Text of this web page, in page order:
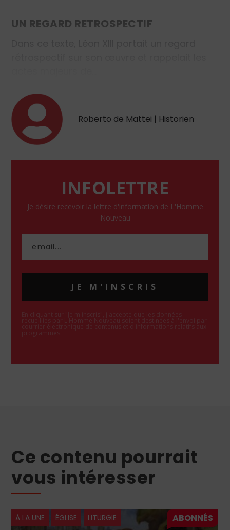
UN REGARD RETROSPECTIF
Roberto de Mattei | Historien
INFOLETTRE
Je désire recevoir la lettre d'information de L'Homme
Nouveau
JE M'INSCRIS
En cliquant sur "Je m'inscris", j'accepte que les données
recueillies par L'Homme Nouveau soient destinées à l'envoi par
courrier électronique de contenus et d'informations relatifs aux
programmes.
Ce contenu pourrait
vous intéresser
À LA UNE ÉGLISE LITURGIE